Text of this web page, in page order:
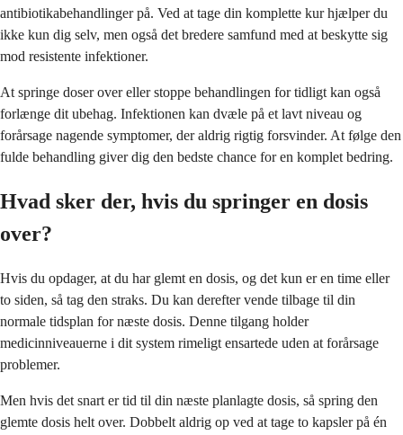
antibiotikabehandlinger på. Ved at tage din komplette kur hjælper du
ikke kun dig selv, men også det bredere samfund med at beskytte sig
mod resistente infektioner.
At springe doser over eller stoppe behandlingen for tidligt kan også
forlænge dit ubehag. Infektionen kan dvæle på et lavt niveau og
forårsage nagende symptomer, der aldrig rigtig forsvinder. At følge den
fulde behandling giver dig den bedste chance for en komplet bedring.
Hvad sker der, hvis du springer en dosis
over?
Hvis du opdager, at du har glemt en dosis, og det kun er en time eller
to siden, så tag den straks. Du kan derefter vende tilbage til din
normale tidsplan for næste dosis. Denne tilgang holder
medicinniveauerne i dit system rimeligt ensartede uden at forårsage
problemer.
Men hvis det snart er tid til din næste planlagte dosis, så spring den
glemte dosis helt over. Dobbelt aldrig op ved at tage to kapsler på én